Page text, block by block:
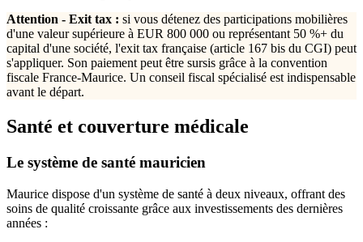
Attention - Exit tax : si vous détenez des participations mobilières
d'une valeur supérieure à EUR 800 000 ou représentant 50 %+ du
capital d'une société, l'exit tax française (article 167 bis du CGI) peut
s'appliquer. Son paiement peut être sursis grâce à la convention
fiscale France-Maurice. Un conseil fiscal spécialisé est indispensable
avant le départ.
Santé et couverture médicale
Le système de santé mauricien
Maurice dispose d'un système de santé à deux niveaux, offrant des
soins de qualité croissante grâce aux investissements des dernières
années :